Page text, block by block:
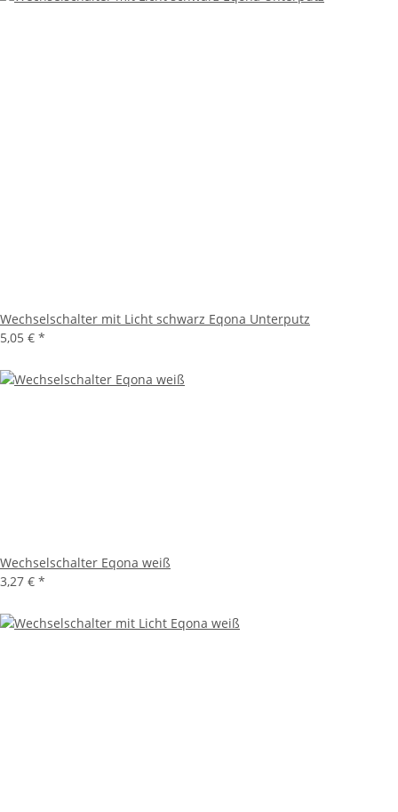
Wechselschalter mit Licht schwarz Eqona Unterputz
5,05 € *
Wechselschalter Eqona weiß
3,27 € *